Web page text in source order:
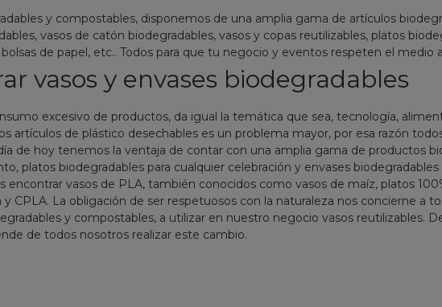
y compostables, disponemos de una amplia gama de artículos
vasos de catón biodegradables, vasos y copas reutilizables, platos
de papel, etc.. Todos para que tu negocio y eventos respeten el medio
vasos y envases biodegradables
excesivo de productos, da igual la temática que sea, tecnología,
artículos de plástico desechables es un problema mayor, por esa razón
de hoy tenemos la ventaja de contar con una amplia gama de productos
platos biodegradables para cualquier celebración y envases
vasos de PLA, también conocidos como vasos de maíz, platos
CPLA. La obligación de ser respetuosos con la naturaleza nos concierne a
y compostables, a utilizar en nuestro negocio vasos reutilizables.
de todos nosotros realizar este cambio.